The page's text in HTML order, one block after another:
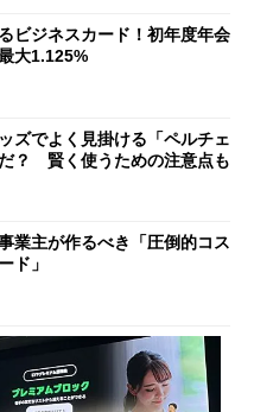
ビジネスカード！初年度年会
大1.125%
ズでよく見掛ける「ペルチェ
？ 賢く使うための注意点も
業主が作るべき「圧倒的コス
ド」